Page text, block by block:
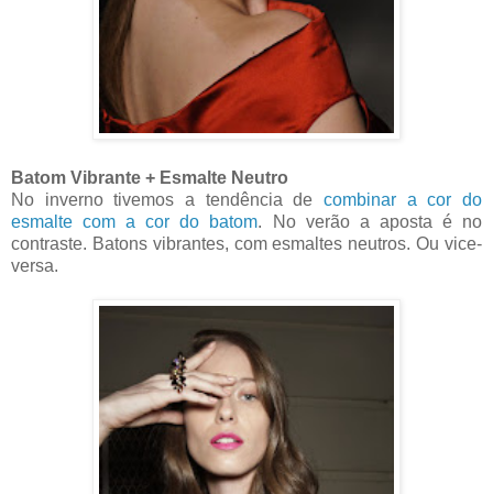
Batom Vibrante + Esmalte Neutro
No inverno tivemos a tendência de combinar a cor do
esmalte com a cor do batom. No verão a aposta é no
contraste. Batons vibrantes, com esmaltes neutros. Ou vice-
versa.